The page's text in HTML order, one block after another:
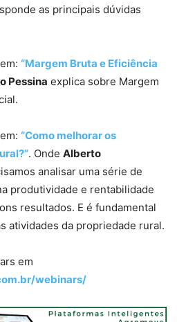
as principais dúvidas
“Margem Bruta e Eficiência
Pessina explica sobre Margem
“Como melhorar os
. Onde Alberto
analisar uma série de
produtividade e rentabilidade
resultados. E é fundamental
atividades da propriedade rural.
em
webinars/